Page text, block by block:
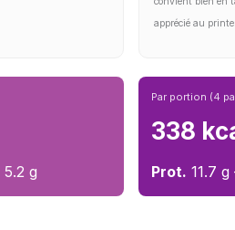
apprécié au
5.2 g
Par portion (4
338
Prot. 11.7